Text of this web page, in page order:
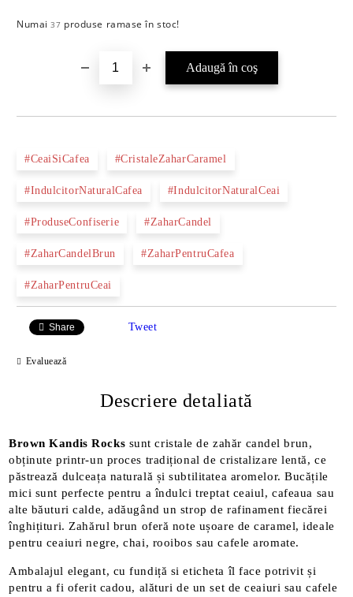
Numai37 produse ramase în stoc!
#CeaiSiCafea #CristaleZaharCaramel
#IndulcitorNaturalCafea #IndulcitorNaturalCeai
#ProduseConfiserie #ZaharCandel
#ZaharCandelBrun #ZaharPentruCafea
#ZaharPentruCeai
Share Tweet
Evaluează
Descriere detaliată
Brown Kandis Rocks sunt cristale de zahăr candel brun,
obținute printr-un proces tradițional de cristalizare lentă, ce
păstrează dulceața naturală și subtilitatea aromelor. Bucățile
mici sunt perfecte pentru a îndulci treptat ceaiul, cafeaua sau
alte băuturi calde, adăugând un strop de rafinament fiecărei
înghițituri. Zahărul brun oferă note ușoare de caramel, ideale
pentru ceaiuri negre, chai, rooibos sau cafele aromate.
Ambalajul elegant, cu fundiță si eticheta îl face potrivit și
pentru a fi oferit cadou, alături de un set de ceaiuri sau cafele